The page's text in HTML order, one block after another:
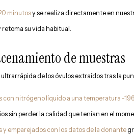
minutosy se realiza directamente en
su vida habitual.
de muestras
de los óvulos extraídos tras la
nitrógeno líquido a una temperatura -196
sin perder la calidad que tenían en el
emparejados con los datos de la donante